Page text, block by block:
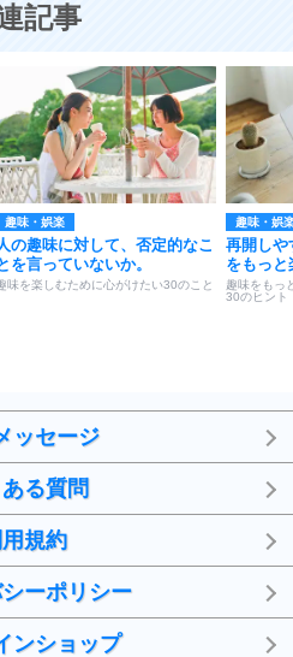
記事
趣味・娯楽
の趣味に対して、否定的なこ
を言っていないか。
味を楽しむために心がけたい30のこと
趣味・娯
再開しや
をもっと
趣味をもっ
30のヒント
ッセージ
る質問
規約
ーポリシー
ンショップ